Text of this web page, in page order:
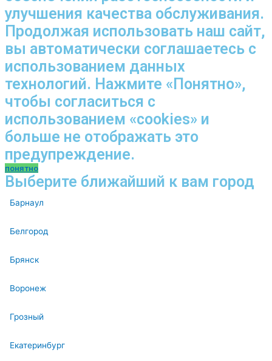
улучшения качества обслуживания.
Продолжая использовать наш сайт,
вы автоматически соглашаетесь с
использованием данных
технологий. Нажмите «Понятно»,
чтобы согласиться с
использованием «cookies» и
больше не отображать это
предупреждение.
понятно
Выберите ближайший к вам город
Барнаул
Белгород
Брянск
Воронеж
Грозный
Екатеринбург